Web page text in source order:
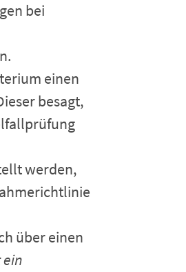
bei
einen
besagt,
werden,
über einen
ein